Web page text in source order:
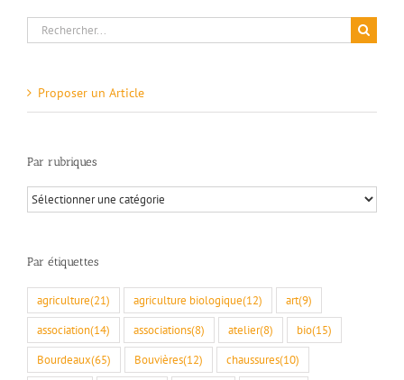
Rechercher:
Proposer un Article
Par rubriques
Par
rubriques
Par étiquettes
agriculture(21) agriculture biologique(12) art(9)
association(14) associations(8) atelier(8) bio(15)
Bourdeaux(65) Bouvières(12) chaussures(10)